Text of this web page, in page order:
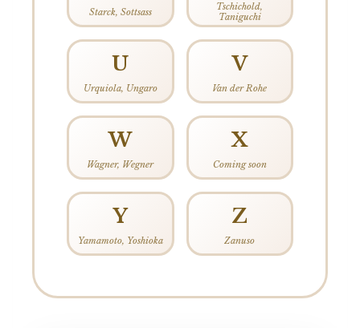
Starck, Sottsass
Tschichold,
Taniguchi
U
Urquiola, Ungaro
V
Van der Rohe
W
Wagner, Wegner
X
Coming soon
Y
Yamamoto, Yoshioka
Z
Zanuso